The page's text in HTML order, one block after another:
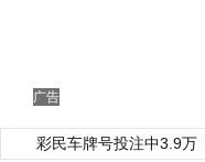
广告
彩民车牌号投注中3.9万